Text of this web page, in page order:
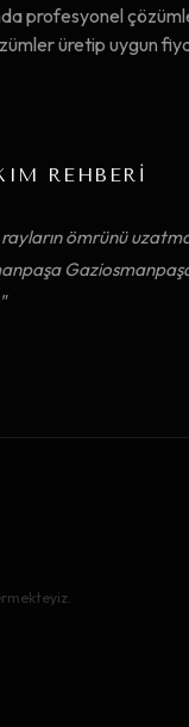
profesyonel
üretip uygun
REHBERİ
ömrünü